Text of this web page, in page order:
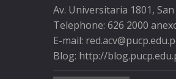
Av. Universitaria 1801,
Telephone: 626 2000
E-mail:
Blog: http://